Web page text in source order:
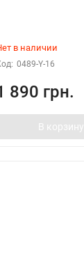
в наличии
0489-Y-16
890 грн.
В корзину